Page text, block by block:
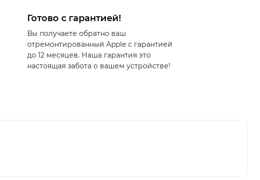
Готово с гарантией!
Вы получаете обратно ваш
отремонтированный Apple с гарантией
до 12 месяцев. Наша гарантия это
настоящая забота о вашем устройстве!